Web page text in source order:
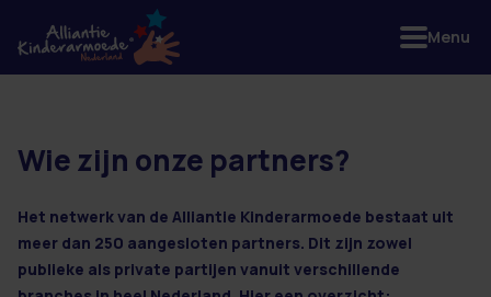
3 resultaten
Wie zijn onze partners?
Het netwerk van de Alliantie Kinderarmoede bestaat uit
meer dan 250 aangesloten partners. Dit zijn zowel
publieke als private partijen vanuit verschillende
Menu